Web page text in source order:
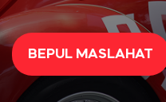
BEPUL MASLAHAT